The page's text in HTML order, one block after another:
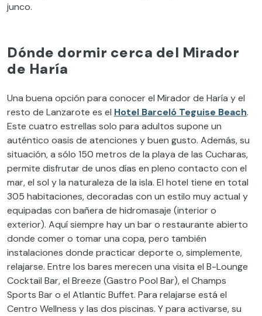
junco.
Dónde dormir cerca del Mirador
de Haría
Una buena opción para conocer el Mirador de Haría y el
resto de Lanzarote es el Hotel Barceló Teguise Beach.
Este cuatro estrellas solo para adultos supone un
auténtico oasis de atenciones y buen gusto. Además, su
situación, a sólo 150 metros de la playa de las Cucharas,
permite disfrutar de unos días en pleno contacto con el
mar, el sol y la naturaleza de la isla. El hotel tiene en total
305 habitaciones, decoradas con un estilo muy actual y
equipadas con bañera de hidromasaje (interior o
exterior). Aquí siempre hay un bar o restaurante abierto
donde comer o tomar una copa, pero también
instalaciones donde practicar deporte o, simplemente,
relajarse. Entre los bares merecen una visita el B-Lounge
Cocktail Bar, el Breeze (Gastro Pool Bar), el Champs
Sports Bar o el Atlantic Buffet. Para relajarse está el
Centro Wellness y las dos piscinas. Y para activarse, su